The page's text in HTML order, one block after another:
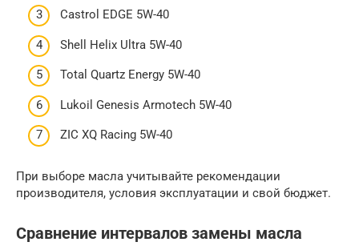
Castrol EDGE 5W-40
Shell Helix Ultra 5W-40
Total Quartz Energy 5W-40
Lukoil Genesis Armotech 5W-40
ZIC XQ Racing 5W-40
При выборе масла учитывайте рекомендации
производителя, условия эксплуатации и свой бюджет.
Сравнение интервалов замены масла